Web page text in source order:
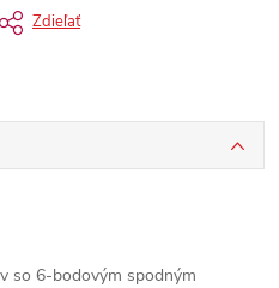
Zdieľať
so 6-bodovým spodným